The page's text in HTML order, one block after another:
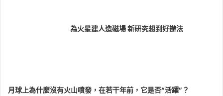
為火星建人造磁場 新研究想到好辦法
月球上為什麼沒有火山噴發，在若干年前，它是否“活躍”？